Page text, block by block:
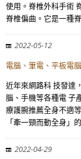
使用。脊椎外科手術
脊椎偏曲。它是一種
2022-05-12
電腦、筆電、平板電
近年來網路科 技發達
腦、手機等各種電 子
療護腕推薦全身不適
「牽一頸而動全身」
2022-04-29